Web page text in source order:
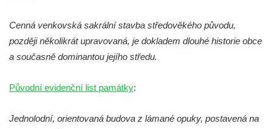
Křížová cesta Římov – VII. kaple – Políbení
Jidášovo
hora (Getsemanská zahrada)
duše
Cenná venkovská sakrální stavba středověkého původu,
později několikrát upravovaná, je dokladem dlouhé historie obce
a současně dominantou jejího středu.
Původní evidenční list památky:
Jednolodní, orientovaná budova z lámané opuky, postavená na